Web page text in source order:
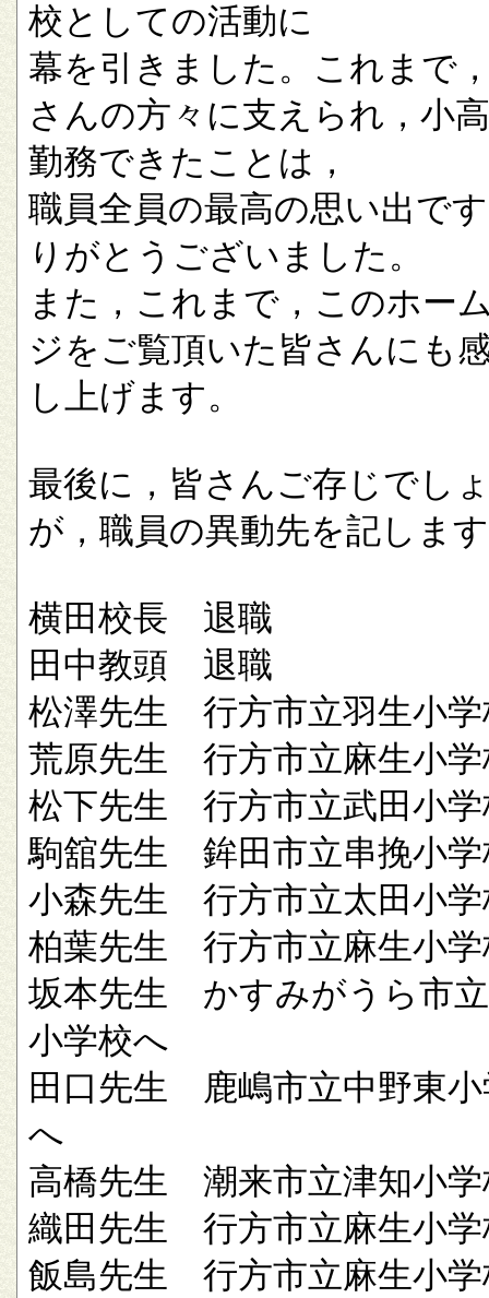
校としての活動に
幕を引きました。これまで
さんの方々に支えられ，小
勤務できたことは，
職員全員の最高の思い出で
りがとうございました。
また，これまで，このホー
ジをご覧頂いた皆さんにも
し上げます。
最後に，皆さんご存じでし
が，職員の異動先を記しま
横田校長 退職
田中教頭 退職
松澤先生 行方市立羽生小学
荒原先生 行方市立麻生小学
松下先生 行方市立武田小学
駒舘先生 鉾田市立串挽小学
小森先生 行方市立太田小学
柏葉先生 行方市立麻生小学
坂本先生 かすみがうら市
小学校へ
田口先生 鹿嶋市立中野東小
へ
高橋先生 潮来市立津知小学
織田先生 行方市立麻生小学
飯島先生 行方市立麻生小学